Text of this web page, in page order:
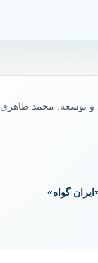
گواه»